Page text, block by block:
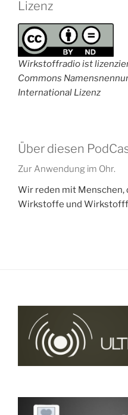
Lizenz
Wirkstoffradio ist
Commons
International Lizenz
Über diesen
Zur Anwendung im Ohr.
Wir reden mit Menschen,
Wirkstoffe und